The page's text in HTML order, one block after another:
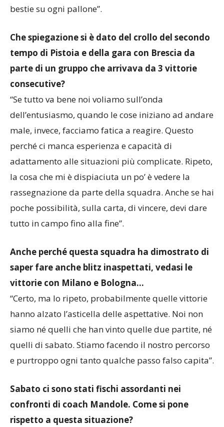
bestie su ogni pallone”.
Che spiegazione si è dato del crollo del secondo
tempo di Pistoia e della gara con Brescia da
parte di un gruppo che arrivava da 3 vittorie
consecutive?
“Se tutto va bene noi voliamo sull’onda
dell’entusiasmo, quando le cose iniziano ad andare
male, invece, facciamo fatica a reagire. Questo
perché ci manca esperienza e capacità di
adattamento alle situazioni più complicate. Ripeto,
la cosa che mi è dispiaciuta un po’ è vedere la
rassegnazione da parte della squadra. Anche se hai
poche possibilità, sulla carta, di vincere, devi dare
tutto in campo fino alla fine”.
Anche perché questa squadra ha dimostrato di
saper fare anche blitz inaspettati, vedasi le
vittorie con Milano e Bologna…
“Certo, ma lo ripeto, probabilmente quelle vittorie
hanno alzato l’asticella delle aspettative. Noi non
siamo né quelli che han vinto quelle due partite, né
quelli di sabato. Stiamo facendo il nostro percorso
e purtroppo ogni tanto qualche passo falso capita”.
Sabato ci sono stati fischi assordanti nei
confronti di coach Mandole. Come si pone
rispetto a questa situazione?